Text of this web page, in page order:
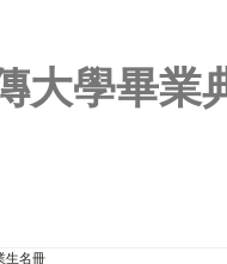
大學畢業
生名冊